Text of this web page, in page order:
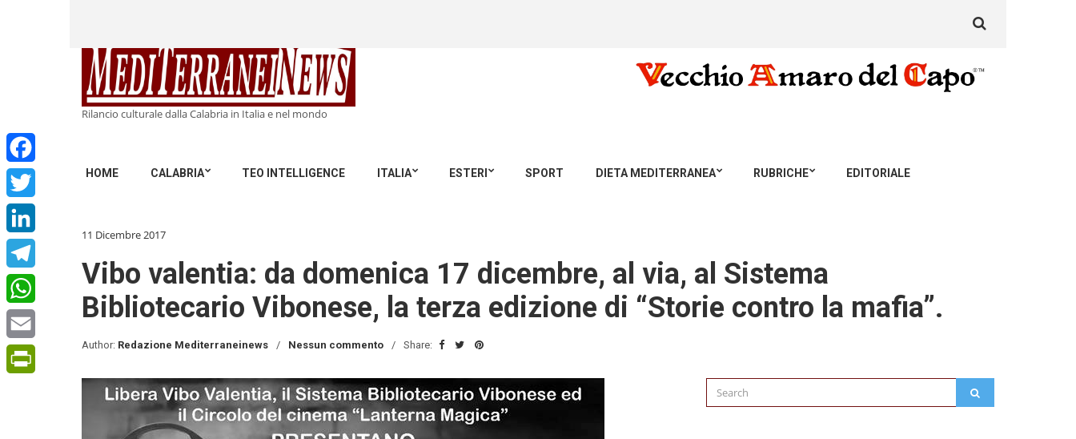
Rilancio culturale dalla Calabria in Italia e nel mondo
HOME CALABRIA TEO INTELLIGENCE ITALIA ESTERI SPORT DIETA MEDITERRANEA RUBRICHE EDITORIALE
for:
Facebook
Twitter
LinkedIn
Telegram
WhatsApp
Email
11 Dicembre 2017
Vibo valentia: da domenica 17 dicembre, al via, al Sistema
Bibliotecario Vibonese, la terza edizione di “Storie contro la mafia”.
Author: Redazione Mediterraneinews Nessun commento Share:
Search
for: